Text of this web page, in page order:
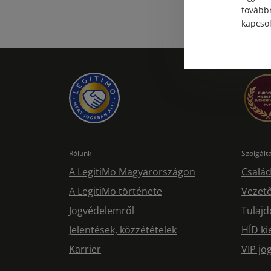
Rólunk
A LegitiMo Magyarországon
A LegitiMo története
Jogvédelemről
Jelentések, közzétételek
Karrier
HÍD
VIP